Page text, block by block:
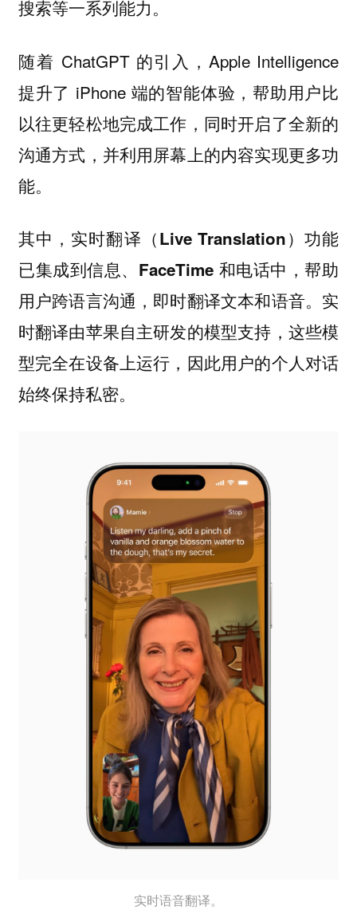
搜索等一系列能力。
随着 ChatGPT 的引入，Apple Intelligence
提升了 iPhone 端的智能体验，帮助用户比
以往更轻松地完成工作，同时开启了全新的
沟通方式，并利用屏幕上的内容实现更多功
能。
其中， 实时翻译（Live Translation）功能
已集成到信息、FaceTime 和电话中 ，帮助
用户跨语言沟通，即时翻译文本和语音。实
时翻译由苹果自主研发的模型支持，这些模
型完全在设备上运行，因此用户的个人对话
始终保持私密。
实时语音翻译。